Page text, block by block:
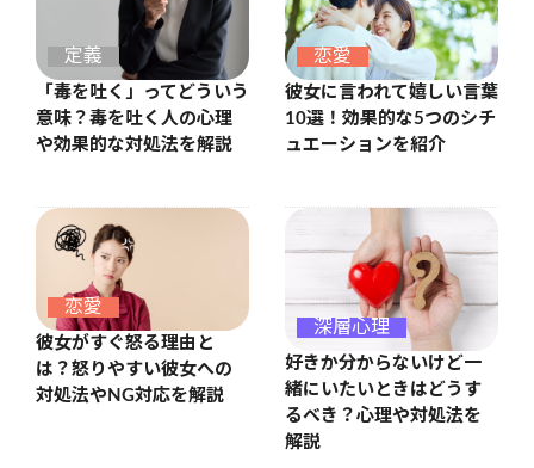
定義
「毒を吐く」ってどういう
意味？毒を吐く人の心理
や効果的な対処法を解説
恋愛
彼女に言われて嬉しい言葉
10選！効果的な5つのシチ
ュエーションを紹介
恋愛
彼女がすぐ怒る理由と
は？怒りやすい彼女への
対処法やNG対応を解説
深層心理
好きか分からないけど一
緒にいたいときはどうす
るべき？心理や対処法を
解説